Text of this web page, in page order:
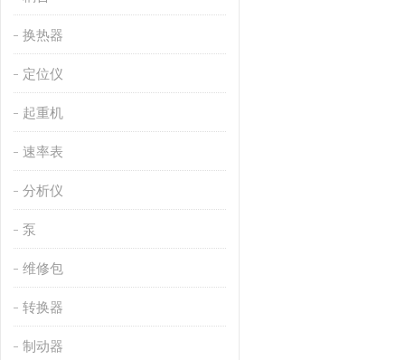
换热器
定位仪
起重机
速率表
分析仪
泵
维修包
转换器
制动器